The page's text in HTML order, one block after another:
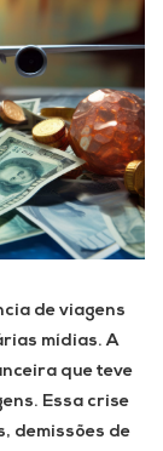
de viagens
mídias. A
que teve
Essa crise
demissões de